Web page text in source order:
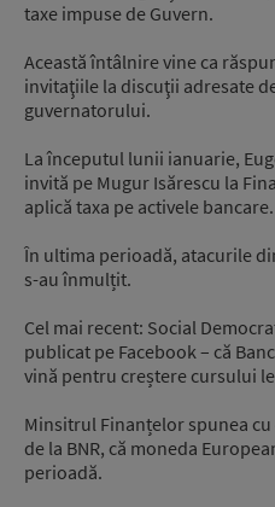
taxe impuse de Guvern.
Această întâlnire vine ca
invitaţiile la discuţii adresate
guvernatorului.
La începutul lunii ianuarie,
invită pe Mugur Isărescu la
aplică taxa pe activele bancare.
În ultima perioadă, atacurile
s-au înmulțit.
Cel mai recent: Social
publicat pe Facebook – că
vină pentru creștere cursului
Minsitrul Finanțelor spunea
de la BNR, că moneda
perioadă.